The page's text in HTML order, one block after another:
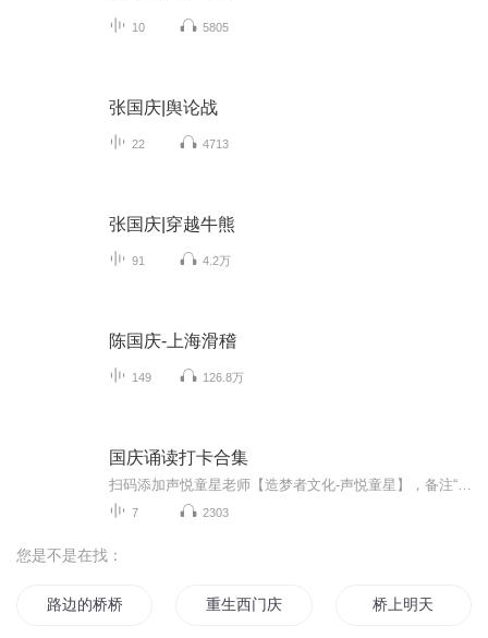
10 5805
张国庆|舆论战
22 4713
张国庆|穿越牛熊
91 4.2万
陈国庆-上海滑稽
149 126.8万
国庆诵读打卡合集
7 2303
您是不是在找：
路边的桥桥边的路 重生西门庆 桥上明天